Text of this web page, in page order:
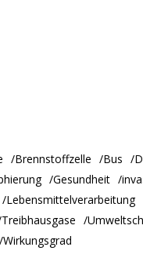
Brennstoffzelle Bus
Gesundheit
Lebensmittelverarbeitung
Treibhausgase
Wirkungsgrad